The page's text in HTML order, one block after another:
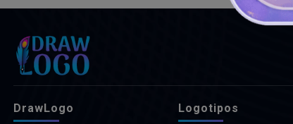
DrawLogo Logotipos